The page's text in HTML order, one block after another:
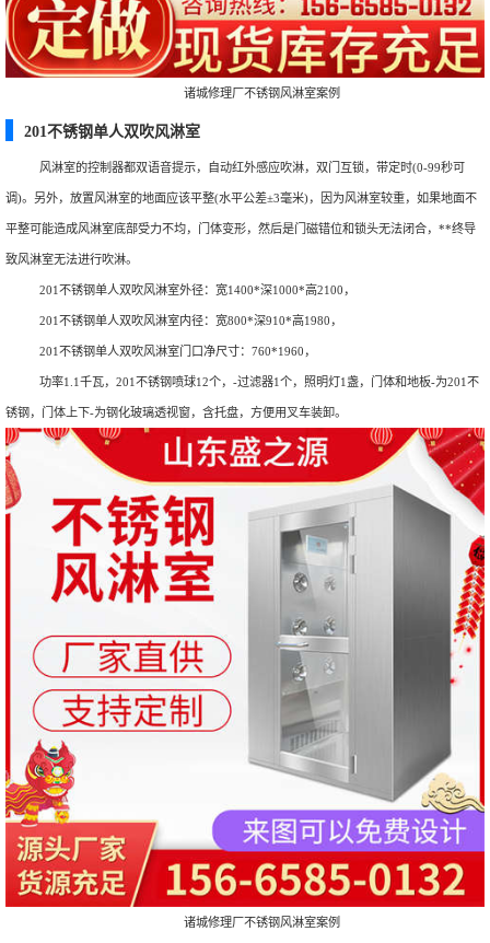
诸城修理厂不锈钢风淋室案例
201不锈钢单人双吹风淋室
风淋室的控制器都双语音提示，自动红外感应吹淋，双门互锁，带定时(0-99秒可
调)。另外，放置风淋室的地面应该平整(水平公差±3毫米)，因为风淋室较重，如果地面不
平整可能造成风淋室底部受力不均，门体变形，然后是门磁错位和锁头无法闭合，**终导
致风淋室无法进行吹淋。
201不锈钢单人双吹风淋室外径：宽1400*深1000*高2100，
201不锈钢单人双吹风淋室内径：宽800*深910*高1980，
201不锈钢单人双吹风淋室门口净尺寸：760*1960，
功率1.1千瓦，201不锈钢喷球12个，-过滤器1个，照明灯1盏，门体和地板-为201不
锈钢，门体上下-为钢化玻璃透视窗，含托盘，方便用叉车装卸。
诸城修理厂不锈钢风淋室案例